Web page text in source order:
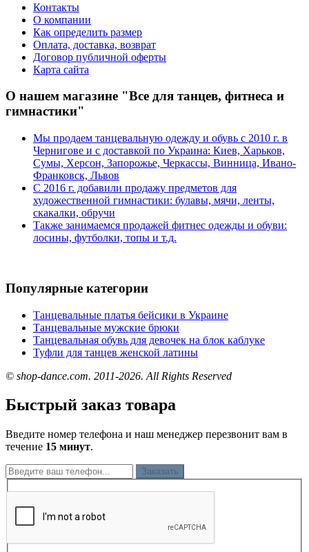
Контакты
О компании
Как определить размер
Оплата, доставка, возврат
Договор публичной оферты
Карта сайта
О нашем магазине "Все для танцев, фитнеса и
гимнастики"
Мы продаем танцевальную одежду и обувь с 2010 г. в
Чернигове и с доставкой по Украина: Киев, Харьков,
Сумы, Херсон, Запорожье, Черкассы, Винница, Ивано-
Франковск, Львов
С 2016 г. добавили продажу предметов для
художественной гимнастики: булавы, мячи, ленты,
скакалки, обручи
Также занимаемся продажей фитнес одежды и обуви:
лосины, футболки, топы и т.д.
Популярные категории
Танцевальные платья бейсики в Украине
Танцевальные мужские брюки
Танцевальная обувь для девочек на блок каблуке
Туфли для танцев женской латины
© shop-dance.com. 2011-2026. All Rights Reserved
Быстрый заказ товара
Введите номер телефона и наш менеджер перезвонит вам в
течение 15 минут.
Заказать